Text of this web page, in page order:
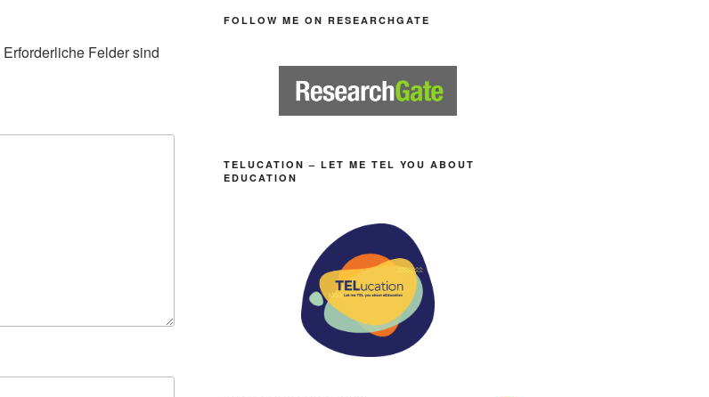
Erforderliche Felder sind
FOLLOW ME ON RESEARCHGATE
TELUCATION – LET ME TEL YOU ABOUT
EDUCATION